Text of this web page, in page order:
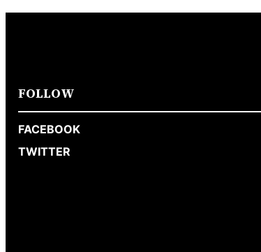
FOLLOW
FACEBOOK
TWITTER